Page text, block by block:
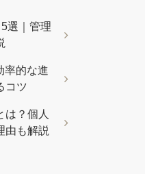
選｜管理
率的な進
コツ
は？個人
由も解説